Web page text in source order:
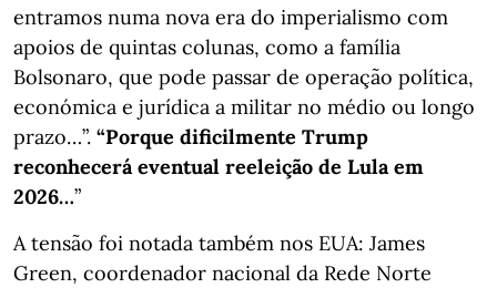
entramos numa nova era do imperialismo com
apoios de quintas colunas, como a família
Bolsonaro, que pode passar de operação política,
económica e jurídica a militar no médio ou longo
prazo…”. “Porque dificilmente Trump
reconhecerá eventual reeleição de Lula em
2026…”
A tensão foi notada também nos EUA: James
Green, coordenador nacional da Rede Norte